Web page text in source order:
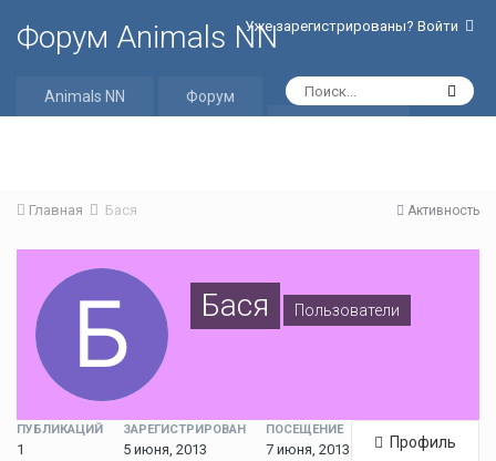
Форум Animals NNУже зарегистрированы? Войти
Animals NN
Форум
Активность
Главная Бася
Бася Пользователи
Профиль
ПУБЛИКАЦИЙ
1
ЗАРЕГИСТРИРОВАН
5 июня, 2013
ПОСЕЩЕНИЕ
7 июня, 2013